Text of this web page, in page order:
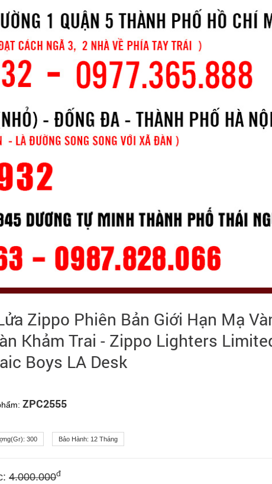
Zippo Phiên Bản Giới Hạn Mạ
Khảm Trai - Zippo Lighters
Boys LA Desk
ZPC2555
300 Bảo Hành: 12 Tháng
4.000.000đ